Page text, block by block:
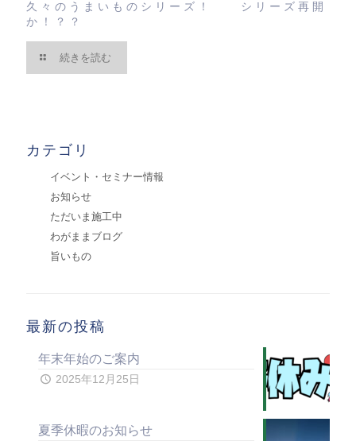
久々のうまいものシリーズ！ シリーズ再開
か！？？
続きを読む
カテゴリ
イベント・セミナー情報
お知らせ
ただいま施工中
わがままブログ
旨いもの
最新の投稿
年末年始のご案内
2025年12月25日
夏季休暇のお知らせ